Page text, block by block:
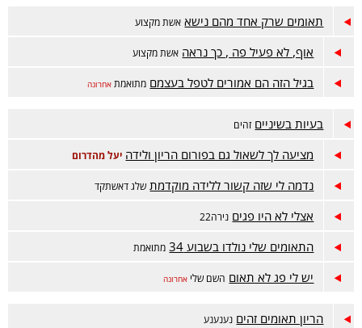
תאומים שרק אחד מהם נישא אשת מקצוע
אוף, לא פעיל פה , כך נראה אשת מקצוע
בגיל הזה הם אמורים לטפל בעצמם מתואמת אחרונה
בעיות בשיניים זהים
מציעה לך לשאול גם בפורום הריון ולידה יעל מהדרום
נדמה לי שזה קשור ללידה מוקדמת שלג דאשתקד
אצלי לא היו פגים נירה22
התאומים שלי נולדו בשבוע 34 מתואמת
יש לי פג לא תאום השם שלי אחרונה
הריון תאומים זהים נענענע